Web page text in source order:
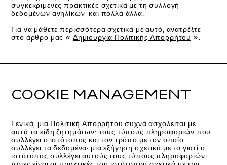
συγκεκριμένες πρακτικές σχετικά με τη συλλογή
δεδομένων ανηλίκων· και πολλά άλλα.
Για να μάθετε περισσότερα σχετικά με αυτό, ανατρέξτε
στο άρθρο μας « Δημιουργία Πολιτικής Απορρήτου ».
COOKIE MANAGEMENT
Γενικά, μια Πολιτική Απορρήτου συχνά ασχολείται με
αυτά τα είδη ζητημάτων: τους τύπους πληροφοριών που
συλλέγει ο ιστότοπος και τον τρόπο με τον οποίο
συλλέγει τα δεδομένα· μια εξήγηση σχετικά με το γιατί ο
ιστότοπος συλλέγει αυτούς τους τύπους πληροφοριών·